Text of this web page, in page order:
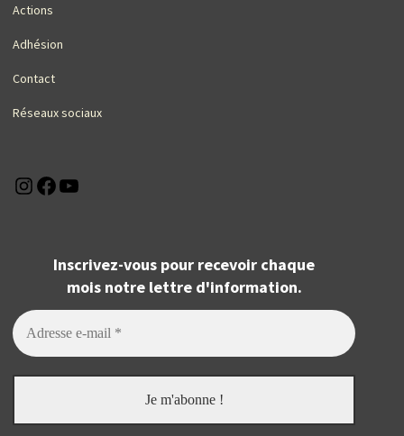
Actions
Adhésion
Contact
Réseaux sociaux
Instagram
Facebook
Inscrivez-vous pour recevoir chaque
mois notre lettre d'information.